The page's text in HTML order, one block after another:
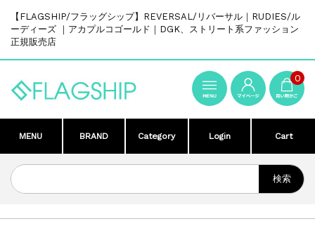
【FLAGSHIP/フラッグシップ】REVERSAL/リバーサル｜RUDIES/ル
ーディーズ ｜アカプルコゴールド｜DGK、ストリート系ファッション
正規販売店
0
MENU BRAND Category Login Cart